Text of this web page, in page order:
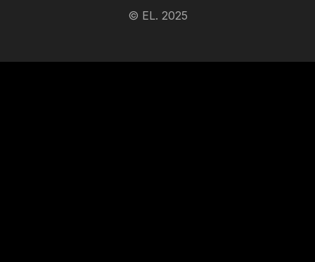
© EL. 2025